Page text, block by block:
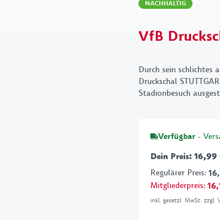
NACHHALTIG
VfB
Durch sein schlichtes
Druckschal
Stadionbesuch
Verfügbar -
Dein Preis: 16,99
Regulärer Preis:
Mitgliederpreis:
inkl. gesetzl. MwSt. zzgl.